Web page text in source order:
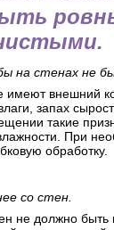
о
и
в
имеют внешний
запах
такие